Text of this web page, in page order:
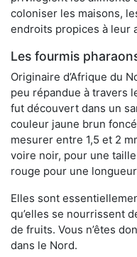
coloniser les maisons,
endroits propices à leur
Les fourmis
Originaire d’Afrique du
peu répandue à travers
fut découvert dans un
couleur jaune brun
mesurer entre 1,5 et 2
voire noir, pour une
rouge pour une
Elles sont
qu’elles se nourrissent
de fruits. Vous n’êtes
dans le Nord.